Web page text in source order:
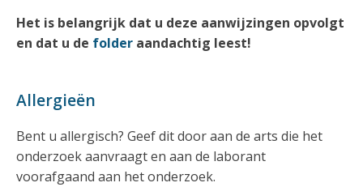
Het is belangrijk dat u deze aanwijzingen opvolgt
en dat u de folder aandachtig leest!
Allergieën
Bent u allergisch? Geef dit door aan de arts die het
onderzoek aanvraagt en aan de laborant
voorafgaand aan het onderzoek.